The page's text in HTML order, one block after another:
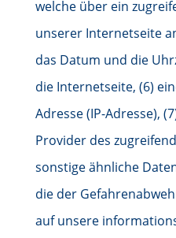
welche über ein
unserer Internetseite
das Datum und die
die Internetseite, (6)
Adresse (IP-Adresse),
Provider des
sonstige ähnliche
die der
auf unsere